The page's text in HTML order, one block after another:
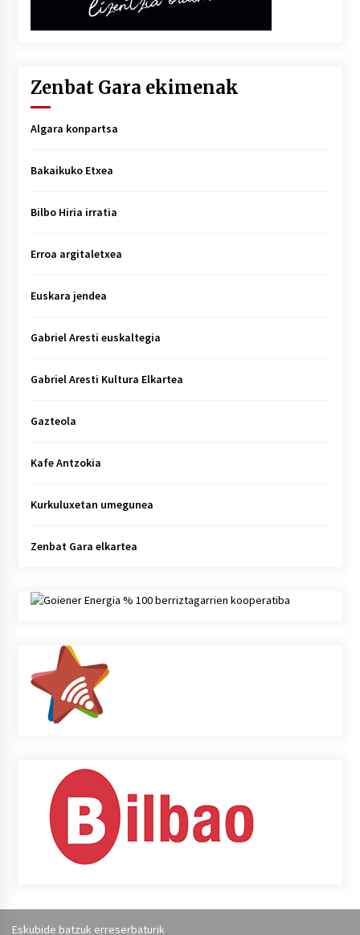
Zenbat Gara ekimenak
Algara konpartsa
Bakaikuko Etxea
Bilbo Hiria irratia
Erroa argitaletxea
Euskara jendea
Gabriel Aresti euskaltegia
Gabriel Aresti Kultura Elkartea
Gazteola
Kafe Antzokia
Kurkuluxetan umegunea
Zenbat Gara elkartea
Eskubide batzuk erreserbaturik